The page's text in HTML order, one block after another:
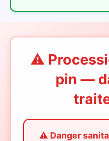
⚠️
pin —
⚠️ Danger